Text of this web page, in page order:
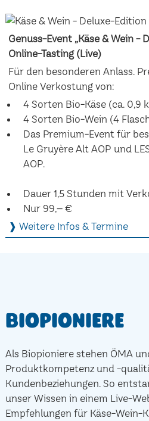
Genuss-Event „Käse & Wein -
Online-Tasting (Live)
Für den besonderen Anlass.
Online Verkostung von:
4 Sorten Bio-Käse (ca. 0,9
4 Sorten Bio-Wein (4
Das Premium-Event für
Le Gruyère Alt AOP und
AOP.
Dauer 1,5 Stunden mit
Nur 99,– €
❱ Weitere Infos & Termine
Biopioniere
Als Biopioniere stehen ÖMA
Produktkompetenz und -
Kundenbeziehungen. So
unser Wissen in einem Live-
Empfehlungen für Käse-Wein-